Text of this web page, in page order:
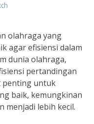
olahraga yang
agar efisiensi dalam
dunia olahraga,
pertandingan
penting untuk
baik, kemungkinan
menjadi lebih kecil.